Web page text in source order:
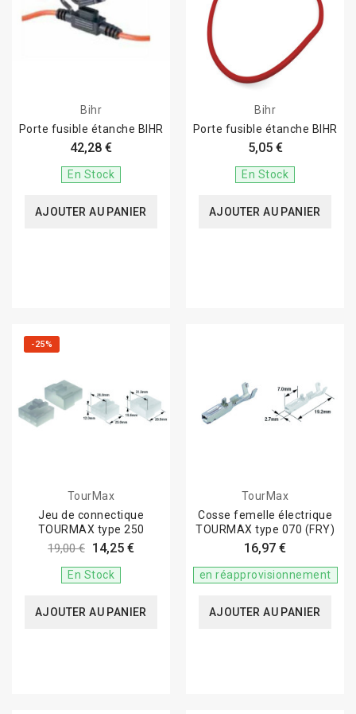
Bihr
Porte fusible étanche BIHR
42,28 €
En Stock
AJOUTER AU PANIER
Bihr
Porte fusible étanche BIHR
5,05 €
En Stock
AJOUTER AU PANIER
-25%
TourMax
Jeu de connectique
TOURMAX type 250
19,00 € 14,25 €
En Stock
AJOUTER AU PANIER
TourMax
Cosse femelle électrique
TOURMAX type 070 (FRY)
16,97 €
en réapprovisionnement
AJOUTER AU PANIER